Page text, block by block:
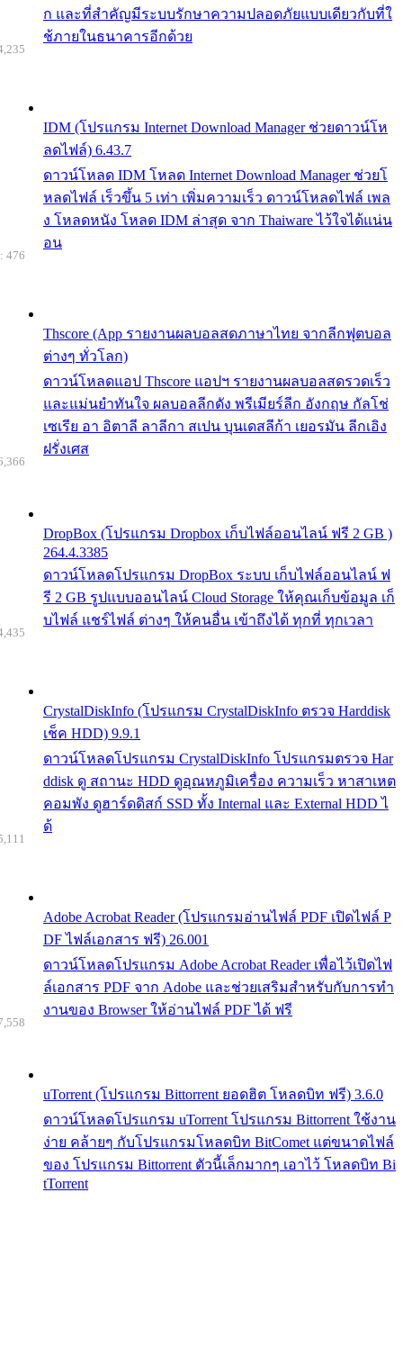
ก และที่สำคัญมีระบบรักษาความปลอดภัยแบบเดียวกับที่ใ
ช้ภายในธนาคารอีกด้วย
IDM (โปรแกรม Internet Download Manager ช่วยดาวน์โห
ลดไฟล์) 6.43.7
ดาวน์โหลด IDM โหลด Internet Download Manager ช่วยโ
หลดไฟล์ เร็วขึ้น 5 เท่า เพิ่มความเร็ว ดาวน์โหลดไฟล์ เพล
ง โหลดหนัง โหลด IDM ล่าสุด จาก Thaiware ไว้ใจได้แน่น
อน
Thscore (App รายงานผลบอลสดภาษาไทย จากลีกฟุตบอล
ต่างๆ ทั่วโลก)
ดาวน์โหลดแอป Thscore แอปฯ รายงานผลบอลสดรวดเร็ว
และแม่นยำทันใจ ผลบอลลีกดัง พรีเมียร์ลีก อังกฤษ กัลโช่
เซเรีย อา อิตาลี ลาลีกา สเปน บุนเดสลีก้า เยอรมัน ลีกเอิง
ฝรั่งเศส
476
DropBox (โปรแกรม Dropbox เก็บไฟล์ออนไลน์ ฟรี 2 GB )
264.4.3385
ดาวน์โหลดโปรแกรม DropBox ระบบ เก็บไฟล์ออนไลน์ ฟ
รี 2 GB รูปแบบออนไลน์ Cloud Storage ให้คุณเก็บข้อมูล เก็
บไฟล์ แชร์ไฟล์ ต่างๆ ให้คนอื่น เข้าถึงได้ ทุกที่ ทุกเวลา
CrystalDiskInfo (โปรแกรม CrystalDiskInfo ตรวจ Harddisk
เช็ค HDD) 9.9.1
ดาวน์โหลดโปรแกรม CrystalDiskInfo โปรแกรมตรวจ Har
ddisk ดู สถานะ HDD ดูอุณหภูมิเครื่อง ความเร็ว หาสาเหต
คอมพัง ดูฮาร์ดดิสก์ SSD ทั้ง Internal และ External HDD ไ
ด้
Adobe Acrobat Reader (โปรแกรมอ่านไฟล์ PDF เปิดไฟล์ P
DF ไฟล์เอกสาร ฟรี) 26.001
ดาวน์โหลดโปรแกรม Adobe Acrobat Reader เพื่อไว้เปิดไฟ
ล์เอกสาร PDF จาก Adobe และช่วยเสริมสำหรับกับการทำ
งานของ Browser ให้อ่านไฟล์ PDF ได้ ฟรี
uTorrent (โปรแกรม Bittorrent ยอดฮิต โหลดบิท ฟรี) 3.6.0
ดาวน์โหลดโปรแกรม uTorrent โปรแกรม Bittorrent ใช้งาน
ง่าย คล้ายๆ กับโปรแกรมโหลดบิท BitComet แต่ขนาดไฟล์
ของ โปรแกรม Bittorrent ตัวนี้เล็กมากๆ เอาไว้ โหลดบิท Bi
tTorrent